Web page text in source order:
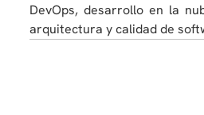
DevOps, desarrollo en la
arquitectura y calidad de